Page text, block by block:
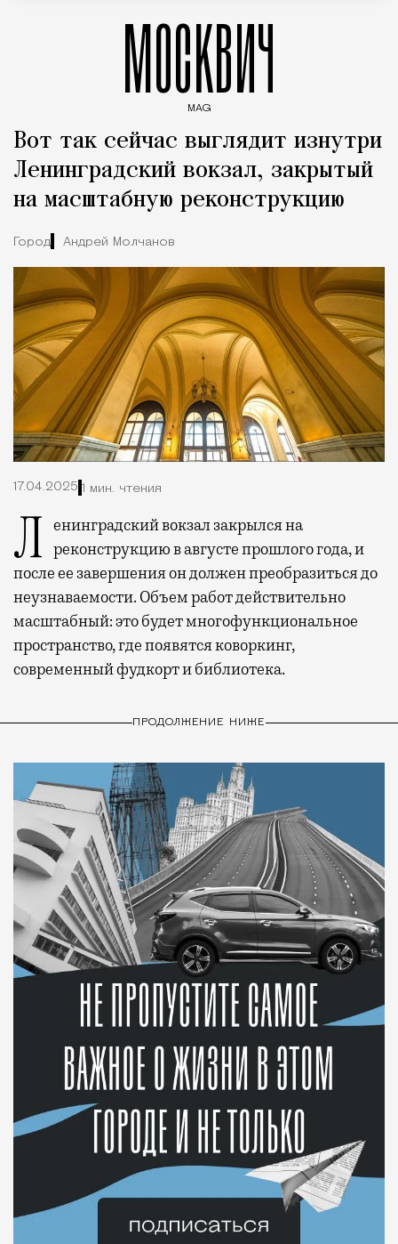
МОСКВИЧ
MAG
Вот так сейчас выглядит изнутри
Ленинградский вокзал, закрытый
на масштабную реконструкцию
Город Андрей Молчанов
17.04.2025 1 мин. чтения
Ленинградский вокзал закрылся на реконструкцию в августе прошлого года, и
после ее завершения он должен преобразиться до
неузнаваемости. Объем работ действительно
масштабный: это будет многофункциональное
пространство, где появятся коворкинг,
современный фудкорт и библиотека.
ПРОДОЛЖЕНИЕ НИЖЕ